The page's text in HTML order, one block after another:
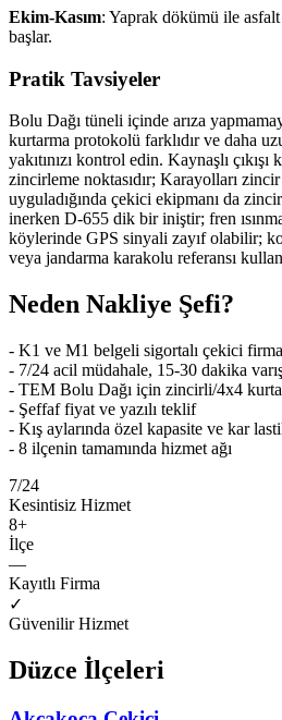
Ekim-Kasım: Yaprak dökümü ile asfalt
başlar.
Pratik Tavsiyeler
Bolu Dağı tüneli içinde arıza
kurtarma protokolü farklıdır ve daha
yakıtınızı kontrol edin. Kaynaşlı
zincirleme noktasıdır; Karayolları zincir
uyguladığında çekici ekipmanı da
inerken D-655 dik bir iniştir; fren
köylerinde GPS sinyali zayıf olabilir;
veya jandarma karakolu referansı
Neden Nakliye Şefi?
- K1 ve M1 belgeli sigortalı çekici
- 7/24 acil müdahale, 15-30 dakika
- TEM Bolu Dağı için zincirli/4x4
- Şeffaf fiyat ve yazılı teklif
- Kış aylarında özel kapasite ve kar
- 8 ilçenin tamamında hizmet ağı
7/24
Kesintisiz Hizmet
8+
İlçe
—
Kayıtlı Firma
✓
Güvenilir Hizmet
Düzce İlçeleri